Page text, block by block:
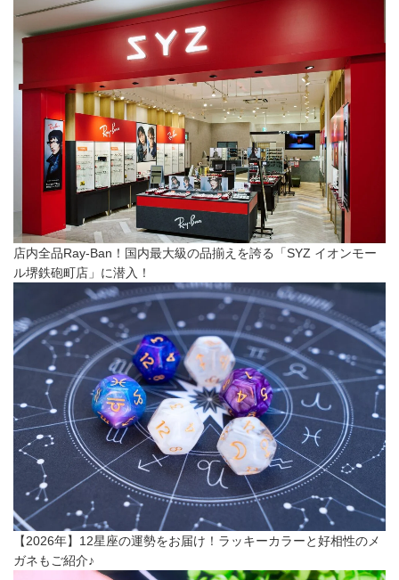
店内全品Ray-Ban！国内最大級の品揃えを誇る「SYZ イオンモー
ル堺鉄砲町店」に潜入！
【2026年】12星座の運勢をお届け！ラッキーカラーと好相性のメ
ガネもご紹介♪